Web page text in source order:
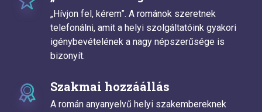
„Hívjon fel, kérem”. A románok szeretnek
telefonálni, amit a helyi szolgáltatóink gyakori
igénybevételének a nagy népszerűsége is
bizonyít.
Szakmai hozzáállás
A román anyanyelvű helyi szakembereknek